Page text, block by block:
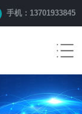
手机：13701933845